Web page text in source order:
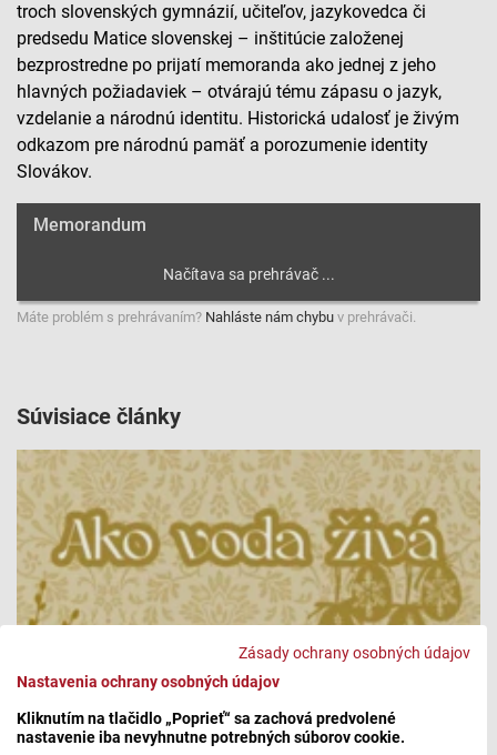
Zásady ochrany osobných údajov
Nastavenia ochrany osobných údajov
Kliknutím na tlačidlo „Poprieť“ sa zachová predvolené
nastavenie iba nevyhnutne potrebných súborov cookie.
troch slovenských gymnázií, učiteľov, jazykovedca či
predsedu Matice slovenskej – inštitúcie založenej
bezprostredne po prijatí memoranda ako jednej z jeho
hlavných požiadaviek – otvárajú tému zápasu o jazyk,
vzdelanie a národnú identitu. Historická udalosť je živým
odkazom pre národnú pamäť a porozumenie identity
Slovákov.
Memorandum
Máte problém s prehrávaním? Nahláste nám chybu v prehrávači.
Súvisiace články
Ako voda živá